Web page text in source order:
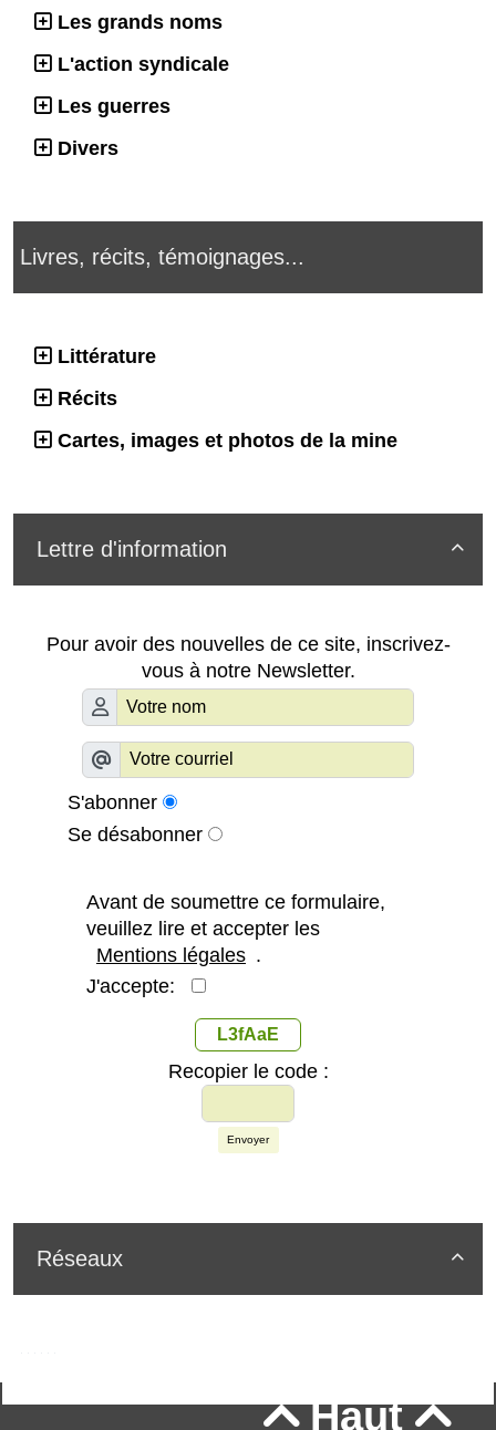
Les grands noms
L'action syndicale
Les guerres
Divers
Livres, récits, témoignages...
Littérature
Récits
Cartes, images et photos de la mine

Lettre d'information
Pour avoir des nouvelles de ce site, inscrivez-
vous à notre Newsletter.
S'abonner
Se désabonner
Avant de soumettre ce formulaire,
veuillez lire et accepter les
Mentions légales .
J'accepte:
L3fAaE
Recopier le code :
Envoyer

Réseaux
Haut